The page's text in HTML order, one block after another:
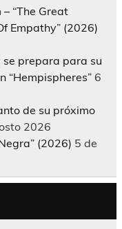
“The Great
Empathy” (2026)
se prepara para su
“Hempispheres” 6
de su próximo
2026
(2026) 5 de